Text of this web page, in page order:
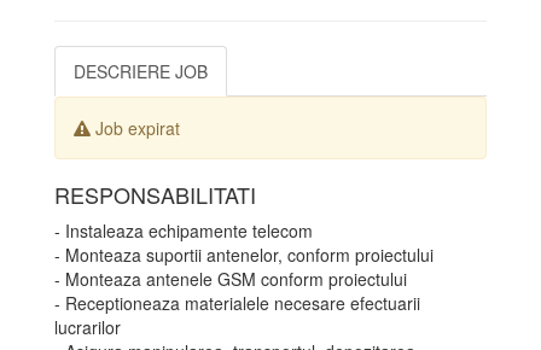
DESCRIERE JOB
Job expirat
RESPONSABILITATI
- Instaleaza echipamente telecom
- Monteaza suportii antenelor, conform proiectului
- Monteaza antenele GSM conform proiectului
- Receptioneaza materialele necesare efectuarii
lucrarilor